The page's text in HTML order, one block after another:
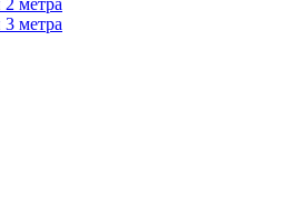
метра
метра